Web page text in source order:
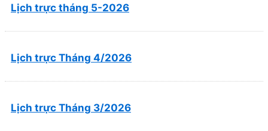
Lịch trực tháng 5-2026
Lịch trực Tháng 4/2026
Lịch trực Tháng 3/2026